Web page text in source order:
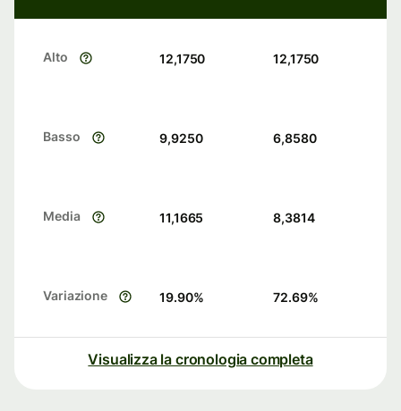
Alto 12,1750 12,1750
Basso 9,9250 6,8580
Media 11,1665 8,3814
Variazione 19.90% 72.69%
Visualizza la cronologia completa